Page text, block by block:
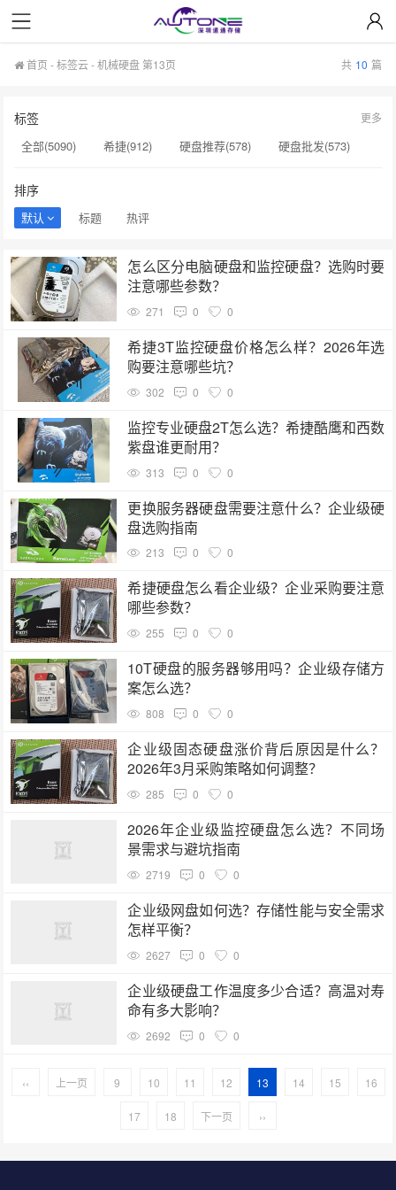
首页 -标签云- 机械硬盘 第13页 共 10 篇
标签
全部(5090) 希捷(912) 硬盘推荐(578)
硬盘批发(573)
硬盘采购(474)
希捷硬盘(471)
监控硬盘(334)
希捷企业级硬盘(310)
企业硬盘(293)
显卡(283)
希捷硬盘选购(274)
企业级固态硬盘(265)
硬盘售后服务(262)
移动硬盘(244)
更多
排序
默认 标题 热评
怎么区分电脑硬盘和监控硬盘？选购时要
注意哪些参数？
271 0 0
希捷3T监控硬盘价格怎么样？2026年选
购要注意哪些坑？
302 0 0
监控专业硬盘2T怎么选？希捷酷鹰和西数
紫盘谁更耐用？
313 0 0
更换服务器硬盘需要注意什么？企业级硬
盘选购指南
213 0 0
希捷硬盘怎么看企业级？企业采购要注意
哪些参数？
255 0 0
10T硬盘的服务器够用吗？企业级存储方
案怎么选？
808 0 0
企业级固态硬盘涨价背后原因是什么？
2026年3月采购策略如何调整？
285 0 0
2026年企业级监控硬盘怎么选？不同场
景需求与避坑指南
2719 0 0
企业级网盘如何选？存储性能与安全需求
怎样平衡？
2627 0 0
企业级硬盘工作温度多少合适？高温对寿
命有多大影响？
2692 0 0
‹‹ 上一页 9 10 11 12 13 14 15 16
17 18 下一页 ››